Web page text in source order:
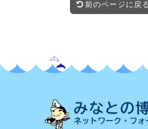
前のページに戻る